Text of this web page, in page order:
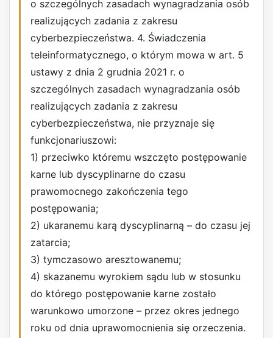
o szczególnych zasadach wynagradzania osób
realizujących zadania z zakresu
cyberbezpieczeństwa. 4. Świadczenia
teleinformatycznego, o którym mowa w art. 5
ustawy z dnia 2 grudnia 2021 r. o
szczególnych zasadach wynagradzania osób
realizujących zadania z zakresu
cyberbezpieczeństwa, nie przyznaje się
funkcjonariuszowi:
1) przeciwko któremu wszczęto postępowanie
karne lub dyscyplinarne do czasu
prawomocnego zakończenia tego
postępowania;
2) ukaranemu karą dyscyplinarną – do czasu jej
zatarcia;
3) tymczasowo aresztowanemu;
4) skazanemu wyrokiem sądu lub w stosunku
do którego postępowanie karne zostało
warunkowo umorzone – przez okres jednego
roku od dnia uprawomocnienia się orzeczenia.